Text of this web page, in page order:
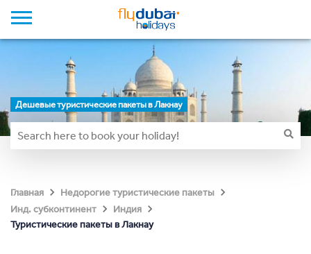
Дешевые туристические пакеты в Лакнау
Главная
Недорогие туристические пакеты
Инд. субконтинент
Индия
Туристические пакеты в Лакнау